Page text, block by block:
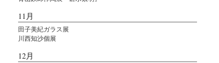
11月
田子美紀ガラス展
川西知沙個展
12月